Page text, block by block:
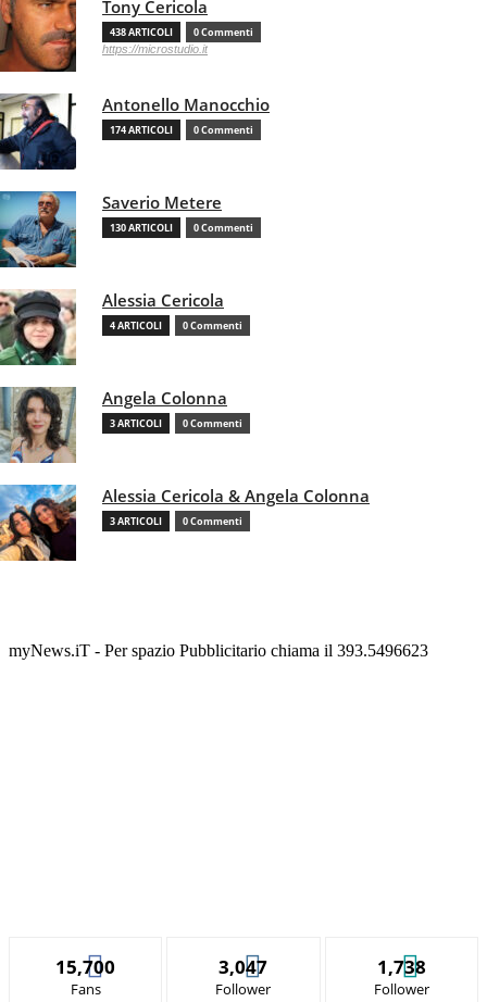
Tony Cericola
438 ARTICOLI 0 Commenti
https://microstudio.it
Antonello Manocchio
174 ARTICOLI 0 Commenti
Saverio Metere
130 ARTICOLI 0 Commenti
Alessia Cericola
4 ARTICOLI 0 Commenti
Angela Colonna
3 ARTICOLI 0 Commenti
Alessia Cericola & Angela Colonna
3 ARTICOLI 0 Commenti
myNews.iT - Per spazio Pubblicitario chiama il 393.5496623
15,700
Fans
3,047
Follower
1,738
Follower